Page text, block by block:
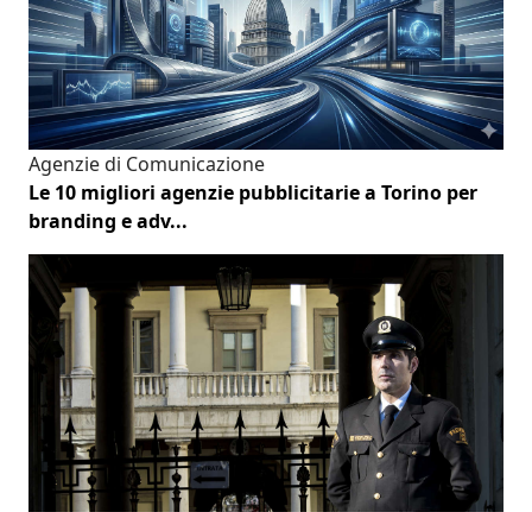
Agenzie di Comunicazione
Le 10 migliori agenzie pubblicitarie a Torino per
branding e adv...